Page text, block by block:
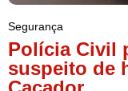
Segurança
Polícia Civil
suspeito de